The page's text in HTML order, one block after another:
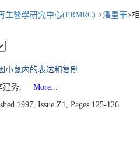
生醫學研究中心(PRMRC) >潘星華>
小鼠内的表达和复制
建秀,
More...
1997, Issue Z1, Pages 125-126